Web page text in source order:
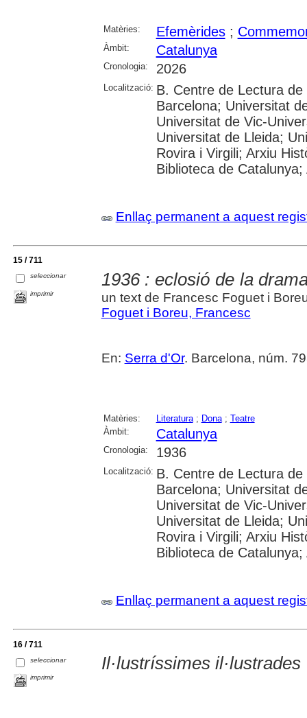
Matèries: Efemèrides;
Àmbit: Catalunya
Cronologia: 2026
Localització: B. Centre de Lectura
Barcelona; Universitat
Universitat de Vic-
Universitat de Lleida;
Rovira i Virgili; Arxiu
Biblioteca de
Enllaç permanent a aquest
15 / 711
seleccionar
imprimir
1936 : eclosió de la
un text de Francesc Foguet i
Foguet i Boreu, Francesc
En: Serra d'Or. Barcelona, núm.
Matèries: Literatura; Dona; Teatre
Àmbit:
Catalunya
Cronologia: 1936
Localització: B. Centre de Lectura
Barcelona; Universitat
Universitat de Vic-
Universitat de Lleida;
Rovira i Virgili; Arxiu
Biblioteca de
Enllaç permanent a aquest
16 / 711
seleccionar
imprimir
Il·lustríssimes il·lustrades